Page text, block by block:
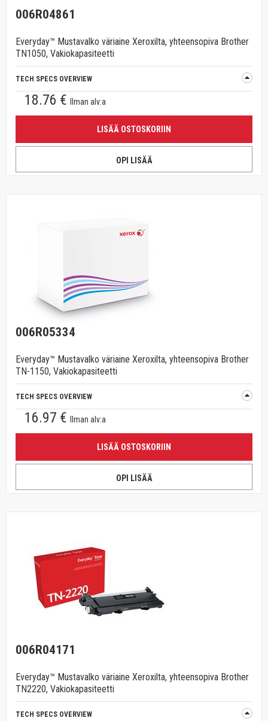
006R04861
Everyday™ Mustavalko väriaine Xeroxilta, yhteensopiva Brother
TN1050, Vakiokapasiteetti
TECH SPECS OVERVIEW
18.76 € Ilman alv:a
LISÄÄ OSTOSKORIIN
OPI LISÄÄ
006R05334
Everyday™ Mustavalko väriaine Xeroxilta, yhteensopiva Brother
TN-1150, Vakiokapasiteetti
TECH SPECS OVERVIEW
16.97 € Ilman alv:a
LISÄÄ OSTOSKORIIN
OPI LISÄÄ
006R04171
Everyday™ Mustavalko väriaine Xeroxilta, yhteensopiva Brother
TN2220, Vakiokapasiteetti
TECH SPECS OVERVIEW